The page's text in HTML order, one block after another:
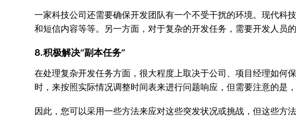
一家科技公司还需要确保开发团队有一个不受干扰的环境。现代科
和短信内容等等。另一方面，对于复杂的开发任务，需要开发人员
8.积极解决“副本任务”
在处理复杂开发任务方面，很大程度上取决于公司、项目经理如何
时，来按照实际情况调整时间表来进行问题响应，但需要注意的是
因此，您可以采用一些方法来应对这些突发状况或挑战，但这些方